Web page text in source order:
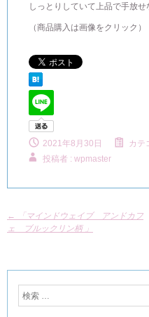
しっとりしていて上品で手放せ
（商品購入は画像をクリック）
2021年8月30日 カテ
投稿者 : wpmaster
←
「マインドウェイブ アンドカフ
ェ ブルックリン柄 」